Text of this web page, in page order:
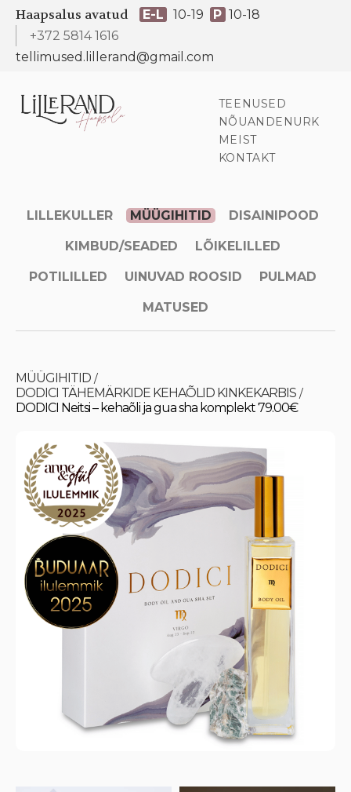
Haapsalus avatud E-L 10-19 P 10-18
+372 5814 1616
tellimused.lillerand@gmail.com
TEENUSED
NÕUANDENURK
MEIST
KONTAKT
LILLEKULLER MÜÜGIHITID DISAINIPOOD
KIMBUD/SEADED LÕIKELILLED
POTILILLED UINUVAD ROOSID PULMAD
MATUSED
MÜÜGIHITID /
DODICI TÄHEMÄRKIDE KEHAÕLID KINKEKARBIS /
DODICI Neitsi – kehaõli ja gua sha komplekt 79.00€